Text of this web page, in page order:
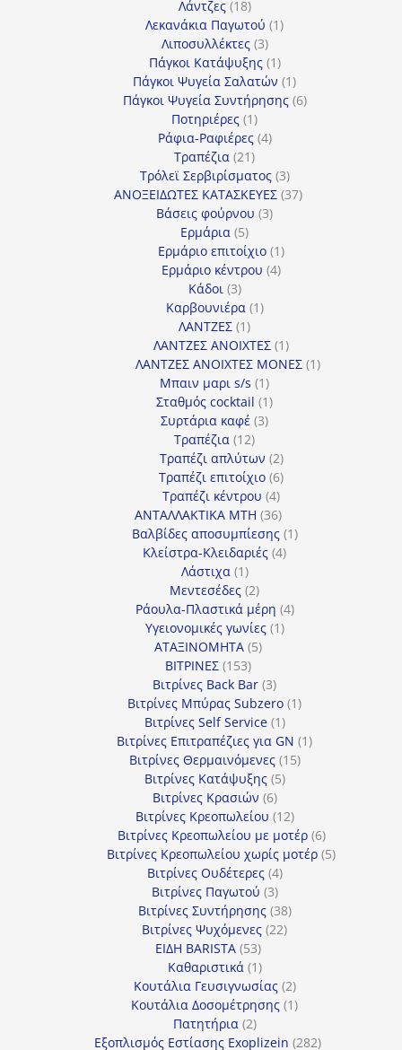
Λάντζες 1818
προϊόντα
Λεκανάκια Παγωτού 11
Λιποσυλλέκτες 33
προϊόντα
Πάγκοι Κατάψυξης 11
προϊόν
Πάγκοι Ψυγεία Σαλατών 11
προϊόν
Πάγκοι Ψυγεία Συντήρησης 66
Ποτηριέρες 11
προϊόν
Ράφια-Ραφιέρες 44
Τραπέζια 2121
προϊόντα
Τρόλεϊ Σερβιρίσματος 33
προϊόντα
ΑΝΟΞΕΙΔΩΤΕΣ ΚΑΤΑΣΚΕΥΕΣ 3737
Βάσεις φούρνου 33
Ερμάρια 55
προϊόντα
Ερμάριο επιτοίχιο 11
προϊόν
Ερμάριο κέντρου 44
Κάδοι 33
προϊόντα
Καρβουνιέρα 11
ΛΑΝΤΖΕΣ 11
προϊόν
ΛΑΝΤΖΕΣ ΑΝΟΙΧΤΕΣ 11
προϊόν
ΛΑΝΤΖΕΣ ΑΝΟΙΧΤΕΣ ΜΟΝΕΣ 11
Μπαιν μαρι s/s 11
προϊόν
Σταθμός cocktail 11
Συρτάρια καφέ 33
Τραπέζια 1212
προϊόντα
Τραπέζι απλύτων 22
προϊόντα
Τραπέζι επιτοίχιο 66
προϊόντα
Τραπέζι κέντρου 44
προϊόντα
ΑΝΤΑΛΛΑΚΤΙΚΑ MTH 3636
προϊόντα
Βαλβίδες αποσυμπίεσης 11
Κλείστρα-Κλειδαριές 44
Λάστιχα 11
προϊόν
Μεντεσέδες 22
προϊόντα
Ράουλα-Πλαστικά μέρη 44
Υγειονομικές γωνίες 11
ΑΤΑΞΙΝΟΜΗΤΑ 55
ΒΙΤΡΙΝΕΣ 153153
προϊόντα
Βιτρίνες Back Bar 33
προϊόντα
Βιτρίνες Mπύρας Subzero 11
Βιτρίνες Self Service 11
προϊόν
Βιτρίνες Επιτραπέζιες για GN 11
Βιτρίνες Θερμαινόμενες 1515
Βιτρίνες Κατάψυξης 55
Βιτρίνες Κρασιών 66
προϊόντα
Βιτρίνες Κρεοπωλείου 1212
προϊόντα
Βιτρίνες Κρεοπωλείου με μοτέρ 66
προϊόντα
Βιτρίνες Κρεοπωλείου χωρίς μοτέρ 55
Βιτρίνες Ουδέτερες 44
προϊόντα
Βιτρίνες Παγωτού 33
προϊόντα
Βιτρίνες Συντήρησης 3838
προϊόντα
Βιτρίνες Ψυχόμενες 2222
ΕΙΔΗ BARISTA 5353
προϊόντα
Καθαριστικά 11
προϊόν
Κουτάλια Γευσιγνωσίας 22
προϊόντα
Κουτάλια Δοσομέτρησης 11
Πατητήρια 22
προϊόντα
Εξοπλισμός Εστίασης Exoplizein 282282